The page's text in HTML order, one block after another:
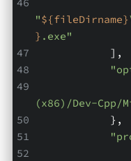
"${fileDirname}
} .exe"
            ],
(x86)/Dev-Cpp/
            },